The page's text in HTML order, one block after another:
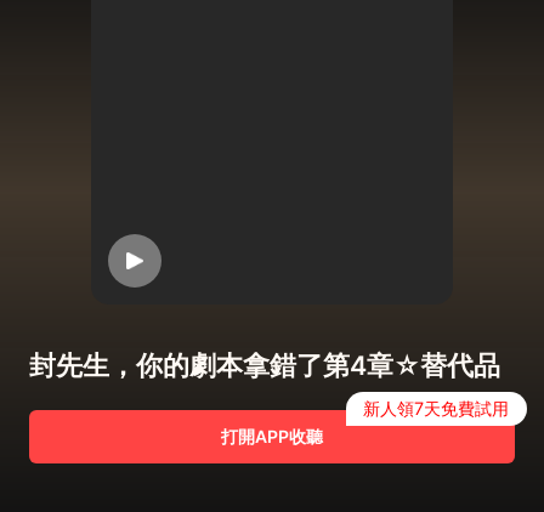
封先生，你的劇本拿錯了第4章☆替代品
打開APP收聽
新人領7天免費試用